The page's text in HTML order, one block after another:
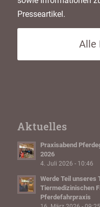
Presseartikel.
Alle
Aktuelles
Praxisabend
2026
4. Juli 2026 - 10:46
Werde Teil unseres
Tiermedizinischen
Pferdefahrpraxis